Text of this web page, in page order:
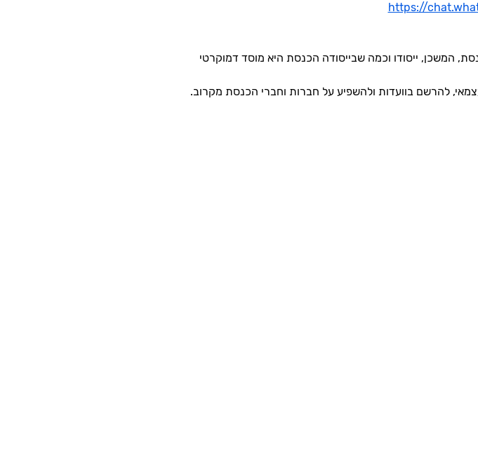
https://
המשכן, ייסודו וכמה שבייסודה הכנסת היא מוסד דמוקרטי
להרשם בוועדות ולהשפיע על חברות וחברי הכנסת מקרוב.